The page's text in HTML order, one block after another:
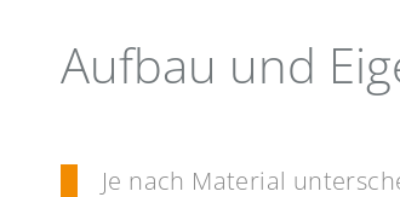
Aufbau und
Je nach Material